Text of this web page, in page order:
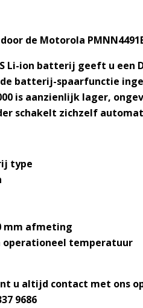
de Motorola
Li-ion batterij geeft u
batterij-spaarfunctie
is aanzienlijk lager,
schakelt zichzelf
type
mm afmeting
operationeel temperatuur
u altijd contact met ons
9686